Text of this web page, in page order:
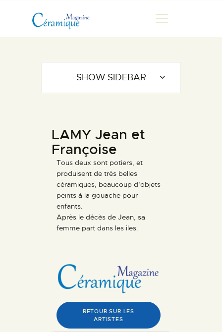
MAGAZINE
CHRONIQUES DE LUC
LES ARTISTES
GALERIES
MARCHANDES
DOCUMENTATION
CONTACT
ESPACE PRO
LAMY Jean et
Françoise
Tous deux sont potiers, et
produisent de très belles
céramiques, beaucoup d’objets
peints à la gouache pour
enfants.
Après le décès de Jean, sa
femme part dans les iles.
RETOUR SUR LES
ARTISTES
SHOW SIDEBAR